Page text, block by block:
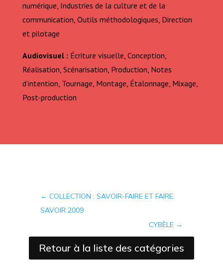
numérique, Industries de la culture et de la
communication, Outils méthodologiques, Direction
et pilotage
Audiovisuel : Écriture visuelle, Conception,
Réalisation, Scénarisation, Production, Notes
d’intention, Tournage, Montage, Étalonnage, Mixage,
Post-production
← COLLECTION : SAVOIR-FAIRE ET FAIRE
SAVOIR 2009
CYBÈLE →
Retour à la liste des catégories